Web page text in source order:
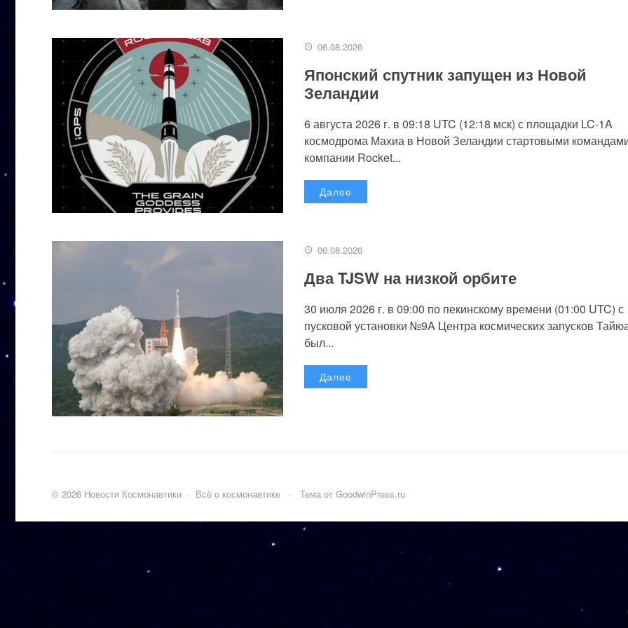
06.08.2026
Японский спутник запущен из Новой
Зеландии
6 августа 2026 г. в 09:18 UTC (12:18 мск) с площадки LC-1A
космодрома Махиа в Новой Зеландии стартовыми
компании Rocket...
Далее
06.08.2026
Два TJSW на низкой орбите
30 июля 2026 г. в 09:00 по пекинскому времени (01:00 UTC) с
пусковой установки №9A Центра космических запусков
был...
Далее
© 2026 Новости Космонавтики · Всё о космонавтике · Тема от GoodwinPress.ru